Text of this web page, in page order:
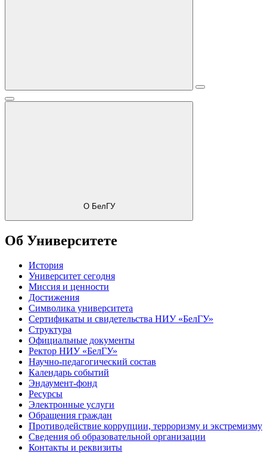
О БелГУ
Об Университете
История
Университет сегодня
Миссия и ценности
Достижения
Символика университета
Сертификаты и свидетельства НИУ «БелГУ»
Структура
Официальные документы
Ректор НИУ «БелГУ»
Научно-педагогический состав
Календарь событий
Эндаумент-фонд
Ресурсы
Электронные услуги
Обращения граждан
Противодействие коррупции, терроризму и экстремизму
Сведения об образовательной организации
Контакты и реквизиты